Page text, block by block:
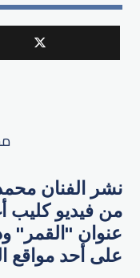
نشر الفنان
من فيديو كليب
عنوان "القمر"
على أحد مواقع